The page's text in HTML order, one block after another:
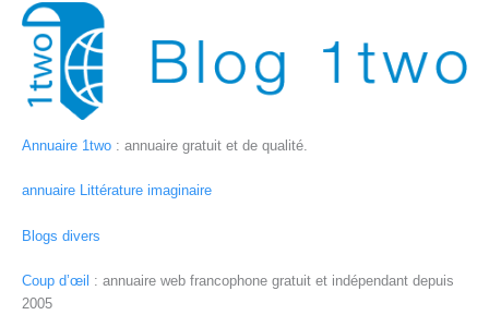
Annuaire 1two : annuaire gratuit et de qualité.
annuaire Littérature imaginaire
Blogs divers
Coup d’œil : annuaire web francophone gratuit et indépendant depuis
2005